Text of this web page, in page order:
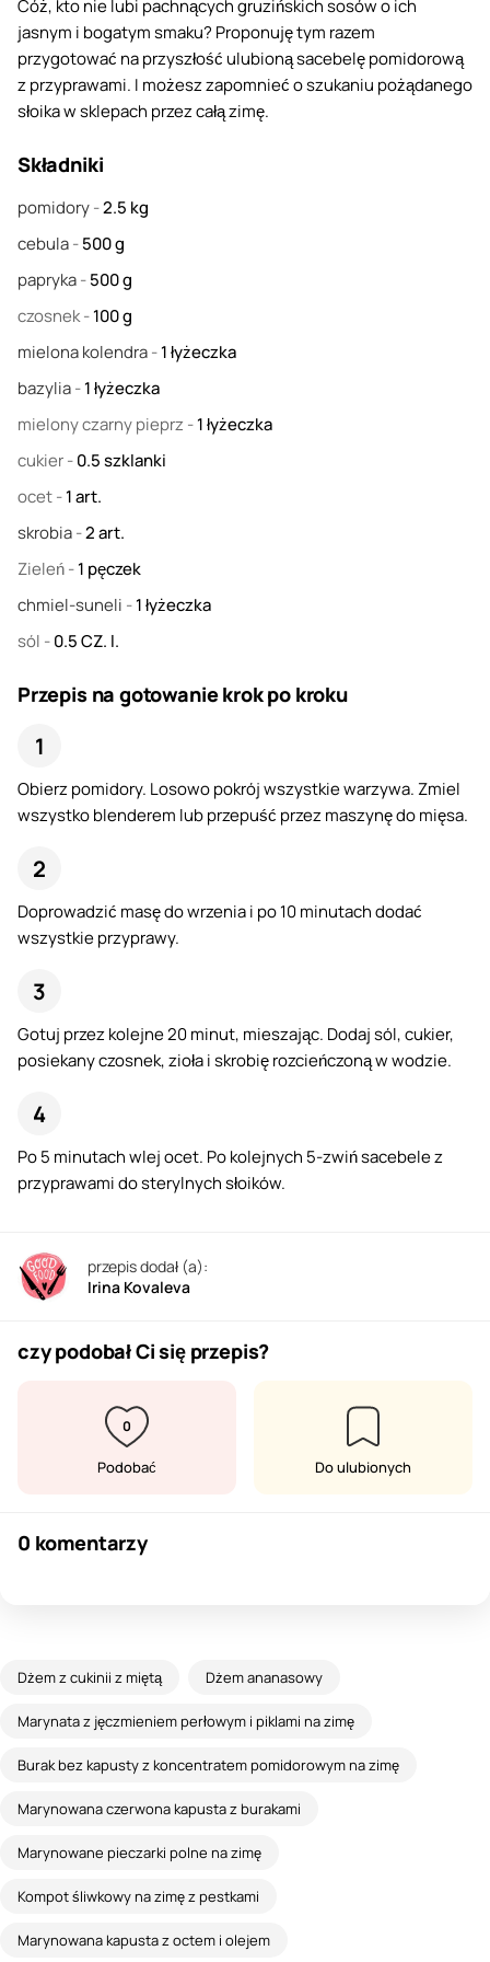
Cóż, kto nie lubi pachnących gruzińskich sosów o ich
jasnym i bogatym smaku? Proponuję tym razem
przygotować na przyszłość ulubioną sacebelę pomidorową
z przyprawami. I możesz zapomnieć o szukaniu pożądanego
słoika w sklepach przez całą zimę.
Składniki
pomidory-2.5 kg
cebula-500g
papryka-500g
czosnek-100g
mielona kolendra-1łyżeczka
bazylia-1łyżeczka
mielony czarny pieprz -1łyżeczka
cukier-0.5szklanki
ocet-1art.
skrobia-2art.
Zieleń-1 pęczek
chmiel-suneli -1łyżeczka
sól -0.5CZ. l.
Przepis na gotowanie krok po kroku
Obierz pomidory. Losowo pokrój wszystkie warzywa. Zmiel
wszystko blenderem lub przepuść przez maszynę do mięsa.
Doprowadzić masę do wrzenia i po 10 minutach dodać
wszystkie przyprawy.
Gotuj przez kolejne 20 minut, mieszając. Dodaj sól, cukier,
posiekany czosnek, zioła i skrobię rozcieńczoną w wodzie.
Po 5 minutach wlej ocet. Po kolejnych 5-zwiń sacebele z
przyprawami do sterylnych słoików.
przepis dodał (a):
Irina Kovaleva
czy podobał Ci się przepis?
0
Podobać Do ulubionych
0 komentarzy
Dżem z cukinii z miętą Dżem ananasowy
Marynata z jęczmieniem perłowym i piklami na zimę
Burak bez kapusty z koncentratem pomidorowym na zimę
Marynowana czerwona kapusta z burakami
Marynowane pieczarki polne na zimę
Kompot śliwkowy na zimę z pestkami
Marynowana kapusta z octem i olejem